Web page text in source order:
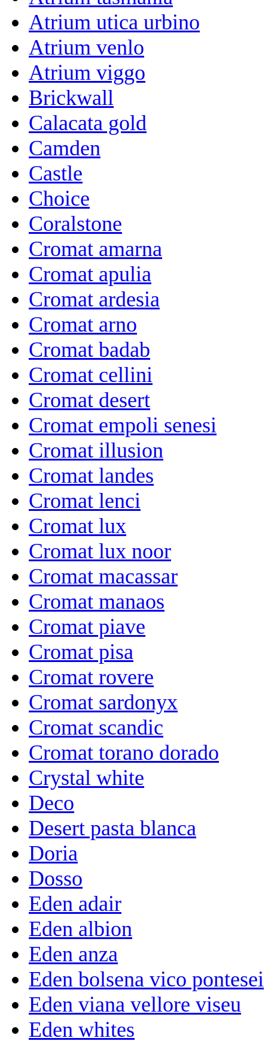
Atrium utica urbino
Atrium venlo
Atrium viggo
Brickwall
Calacata gold
Camden
Castle
Choice
Coralstone
Cromat amarna
Cromat apulia
Cromat ardesia
Cromat arno
Cromat badab
Cromat cellini
Cromat desert
Cromat empoli senesi
Cromat illusion
Cromat landes
Cromat lenci
Cromat lux
Cromat lux noor
Cromat macassar
Cromat manaos
Cromat piave
Cromat pisa
Cromat rovere
Cromat sardonyx
Cromat scandic
Cromat torano dorado
Crystal white
Deco
Desert pasta blanca
Doria
Dosso
Eden adair
Eden albion
Eden anza
Eden bolsena vico pontesei
Eden viana vellore viseu
Eden whites